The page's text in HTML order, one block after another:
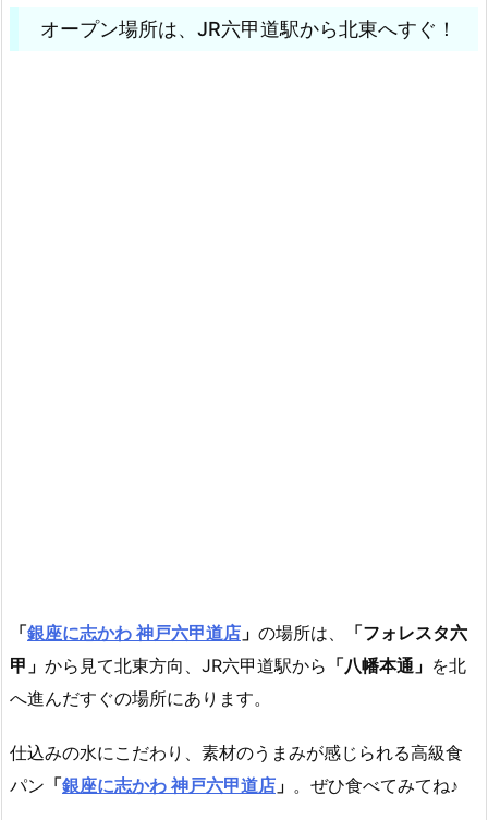
オープン場所は、JR六甲道駅から北東へすぐ！
「銀座に志かわ 神戸六甲道店 」 の場所は、
「フォレスタ六
甲」 から見て北東方向、JR六甲道駅から 「八幡本通」 を北
へ進んだすぐの場所にあります。
仕込みの水にこだわり、素材のうまみが感じられる高級食
パン 「銀座に志かわ 神戸六甲道店 」 。ぜひ食べてみてね♪